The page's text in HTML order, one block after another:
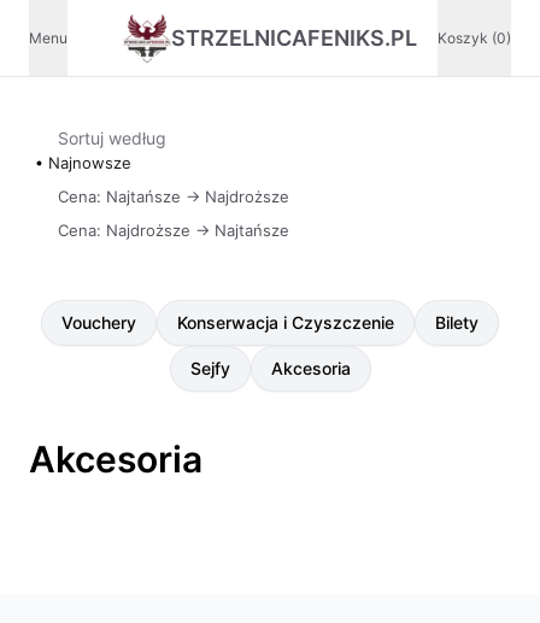
Menu STRZELNICAFENIKS.PL Koszyk (0)
Sortuj według
Najnowsze
Cena: Najtańsze -> Najdroższe
Cena: Najdroższe -> Najtańsze
Vouchery Konserwacja i Czyszczenie Bilety
Sejfy Akcesoria
Akcesoria